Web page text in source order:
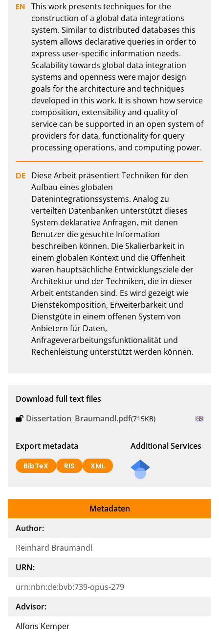
This work presents techniques for the
construction of a global data integrations
system. Similar to distributed databases this
system allows declarative queries in order to
express user-specific information needs.
Scalability towards global data integration
systems and openness were major design
goals for the architecture and techniques
developed in this work. It is shown how service
composition, extensibility and quality of
service can be supported in an open system of
providers for data, functionality for query
processing operations, and computing power.
Diese Arbeit präsentiert Techniken für den
Aufbau eines globalen
Datenintegrationssystems. Analog zu
verteilten Datenbanken unterstützt dieses
System deklarative Anfragen, mit denen
Benutzer die gesuchte Information
beschreiben können. Die Skalierbarkeit in
einem globalen Kontext und die Offenheit
waren hauptsächliche Entwicklungsziele der
Architektur und der Techniken, die in dieser
Arbeit entstanden sind. Es wird gezeigt wie
Dienstekomposition, Erweiterbarkeit und
Dienstgüte in einem offenen System von
Anbietern für Daten,
Anfrageverarbeitungsfunktionalität und
Rechenleistung unterstützt werden können.
Download full text files
Dissertation_Braumandl.pdf(715KB)
Export metadata
BibTeX RIS XML
Additional Services
Metadaten
Author:
Reinhard Braumandl
URN:
urn:nbn:de:bvb:739-opus-279
Advisor:
Alfons Kemper